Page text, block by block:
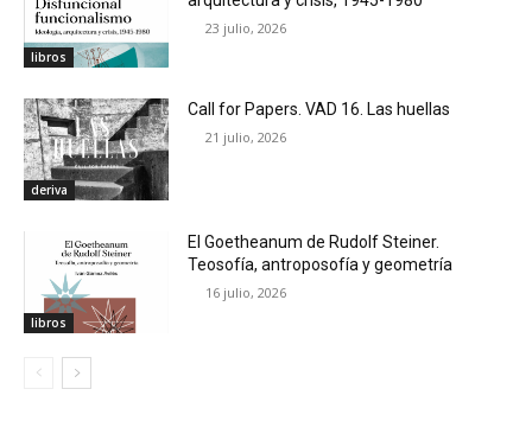
libros
23 julio, 2026
deriva
Call for Papers. VAD 16. Las huellas
21 julio, 2026
libros
El Goetheanum de Rudolf Steiner.
Teosofía, antroposofía y geometría
16 julio, 2026